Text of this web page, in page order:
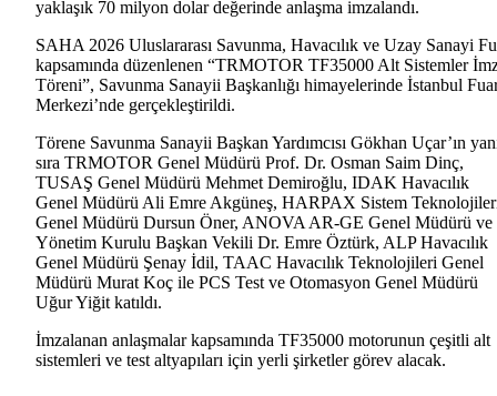
yaklaşık 70 milyon dolar değerinde anlaşma imzalandı.
SAHA 2026 Uluslararası Savunma, Havacılık ve Uzay Sanayi
kapsamında düzenlenen “TRMOTOR TF35000 Alt Sistemler
Töreni”, Savunma Sanayii Başkanlığı himayelerinde İstanbul
Merkezi’nde gerçekleştirildi.
Törene Savunma Sanayii Başkan Yardımcısı Gökhan Uçar’ın
sıra TRMOTOR Genel Müdürü Prof. Dr. Osman Saim Dinç,
TUSAŞ Genel Müdürü Mehmet Demiroğlu, IDAK Havacılık
Genel Müdürü Ali Emre Akgüneş, HARPAX Sistem
Genel Müdürü Dursun Öner, ANOVA AR-GE Genel Müdürü ve
Yönetim Kurulu Başkan Vekili Dr. Emre Öztürk, ALP Havacılık
Genel Müdürü Şenay İdil, TAAC Havacılık Teknolojileri Genel
Müdürü Murat Koç ile PCS Test ve Otomasyon Genel Müdürü
Uğur Yiğit katıldı.
İmzalanan anlaşmalar kapsamında TF35000 motorunun çeşitli alt
sistemleri ve test altyapıları için yerli şirketler görev alacak.